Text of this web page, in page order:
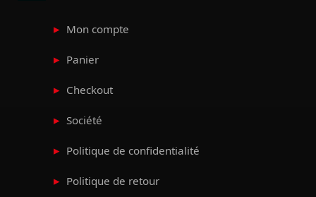
Mon compte
Panier
Checkout
Société
Politique de confidentialité
Politique de retour